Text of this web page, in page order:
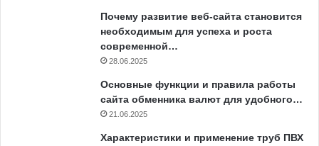
Почему развитие веб-сайта становится
необходимым для успеха и роста
современной…
28.06.2025
Основные функции и правила работы
сайта обменника валют для удобного…
21.06.2025
Характеристики и применение труб ПВХ